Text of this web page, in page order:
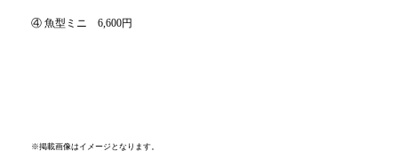
④ 魚型ミニ 6,600円
※掲載画像はイメージとなります。